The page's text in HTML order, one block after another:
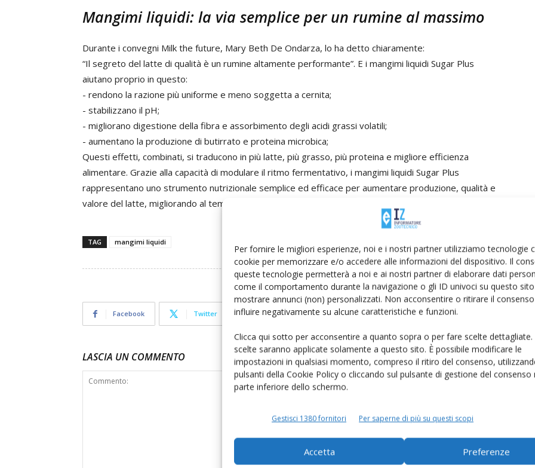
Per fornire le migliori esperienze, noi e i nostri partner utilizziamo tecnologie
cookie per memorizzare e/o accedere alle informazioni del dispositivo. Il
queste tecnologie permetterà a noi e ai nostri partner di elaborare dati
come il comportamento durante la navigazione o gli ID univoci su questo
mostrare annunci (non) personalizzati. Non acconsentire o ritirare il
influire negativamente su alcune caratteristiche e funzioni.
Clicca qui sotto per acconsentire a quanto sopra o per fare scelte dettagliate.
scelte saranno applicate solamente a questo sito. È possibile modificare le
impostazioni in qualsiasi momento, compreso il ritiro del consenso,
pulsanti della Cookie Policy o cliccando sul pulsante di gestione del consenso
parte inferiore dello schermo.
Gestisci 1380 fornitori Per saperne di più su questi scopi
Accetta Preferenze
Mangimi liquidi: la via semplice per un rumine al massimo
Durante i convegni Milk the future, Mary Beth De Ondarza, lo ha detto chiaramente:
“Il segreto del latte di qualità è un rumine altamente performante”. E i mangimi liquidi Sugar Plus
aiutano proprio in questo:
- rendono la razione più uniforme e meno soggetta a cernita;
- stabilizzano il pH;
- migliorano digestione della fibra e assorbimento degli acidi grassi volatili;
- aumentano la produzione di butirrato e proteina microbica;
Questi effetti, combinati, si traducono in più latte, più grasso, più proteina e migliore efficienza
alimentare. Grazie alla capacità di modulare il ritmo fermentativo, i mangimi liquidi Sugar Plus
rappresentano uno strumento nutrizionale semplice ed efficace per aumentare produzione, qualità e
valore del latte, migliorando al tempo stesso efficienza e sostenibilità.
TAG mangimi liquidi
Facebook Twitter Linkedin Pinterest Email
LASCIA UN COMMENTO